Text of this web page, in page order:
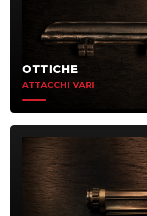
OTTICHE
ATTACCHI VARI